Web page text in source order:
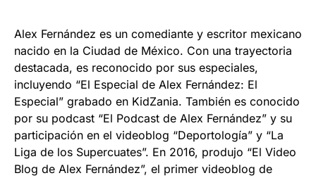
Alex Fernández es un comediante y escritor mexicano
nacido en la Ciudad de México. Con una trayectoria
destacada, es reconocido por sus especiales,
incluyendo “El Especial de Alex Fernández: El
Especial” grabado en KidZania. También es conocido
por su podcast “El Podcast de Alex Fernández” y su
participación en el videoblog “Deportología” y “La
Liga de los Supercuates”. En 2016, produjo “El Video
Blog de Alex Fernández”, el primer videoblog de